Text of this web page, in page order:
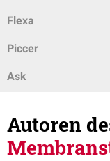
Flexa
Piccer
Ask
Autoren